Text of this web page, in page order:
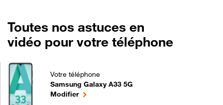
Toutes nos astuces en
vidéo pour votre téléphone
Votre téléphone
Samsung Galaxy A33 5G
Toutes nos astuces en vidéo pour votre téléphone
Modifierle téléphone sélectionné